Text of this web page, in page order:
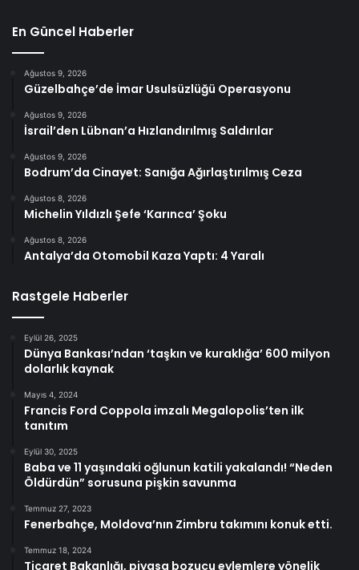
En Güncel Haberler
Ağustos 9, 2026
Güzelbahçe’de İmar Usulsüzlüğü Operasyonu
Ağustos 9, 2026
İsrail’den Lübnan’a Hızlandırılmış Saldırılar
Ağustos 9, 2026
Bodrum’da Cinayet: Sanığa Ağırlaştırılmış Ceza
Ağustos 8, 2026
Michelin Yıldızlı Şefe ‘Karınca’ Şoku
Ağustos 8, 2026
Antalya’da Otomobil Kaza Yaptı: 4 Yaralı
Rastgele Haberler
Eylül 26, 2025
Dünya Bankası’ndan ‘taşkın ve kuraklığa’ 600 milyon
dolarlık kaynak
Mayıs 4, 2024
Francis Ford Coppola imzalı Megalopolis’ten ilk
tanıtım
Eylül 30, 2025
Baba ve 11 yaşındaki oğlunun katili yakalandı! “Neden
Öldürdün” sorusuna pişkin savunma
Temmuz 27, 2023
Fenerbahçe, Moldova’nın Zimbru takımını konuk etti.
Temmuz 18, 2024
Ticaret Bakanlığı, piyasa bozucu eylemlere yönelik